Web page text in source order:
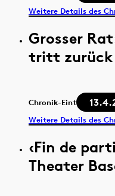
Weitere Details des
Grosser
tritt zurück
Chronik-Eintrag
Weitere Details des
‹Fin de
Theater